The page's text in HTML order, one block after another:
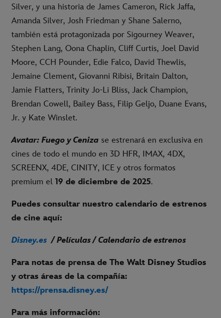
Silver, y una historia de James Cameron, Rick Jaffa,
Amanda Silver, Josh Friedman y Shane Salerno,
también está protagonizada por Sigourney Weaver,
Stephen Lang, Oona Chaplin, Cliff Curtis, Joel David
Moore, CCH Pounder, Edie Falco, David Thewlis,
Jemaine Clement, Giovanni Ribisi, Britain Dalton,
Jamie Flatters, Trinity Jo-Li Bliss, Jack Champion,
Brendan Cowell, Bailey Bass, Filip Geljo, Duane Evans,
Jr. y Kate Winslet.
Avatar: Fuego y Ceniza se estrenará en exclusiva en
cines de todo el mundo en 3D HFR, IMAX, 4DX,
SCREENX, 4DE, CINITY, ICE y otros formatos
premium el 19 de diciembre de 2025.
Puedes consultar nuestro calendario de estrenos
de cine aquí:
Disney.es / Películas / Calendario de estrenos
Para notas de prensa de The Walt Disney Studios
y otras áreas de la compañía:
https://prensa.disney.es/
Para más información: